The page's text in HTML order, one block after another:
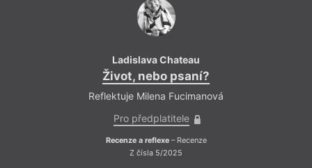
Ladislava Chateau
Život, nebo psaní?
Reflektuje Milena Fucimanová
Pro předplatitele
Recenze a reflexe– Recenze
Z čísla 5/2025